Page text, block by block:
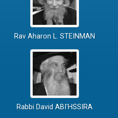
Rav Aharon L. STEINMAN
Rabbi David ABI'HSSIRA